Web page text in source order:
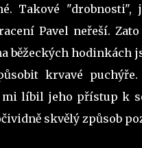
Takové
Pavel neřeší.
běžeckých hodinkách
krvavé
líbil jeho přístup k
skvělý způsob